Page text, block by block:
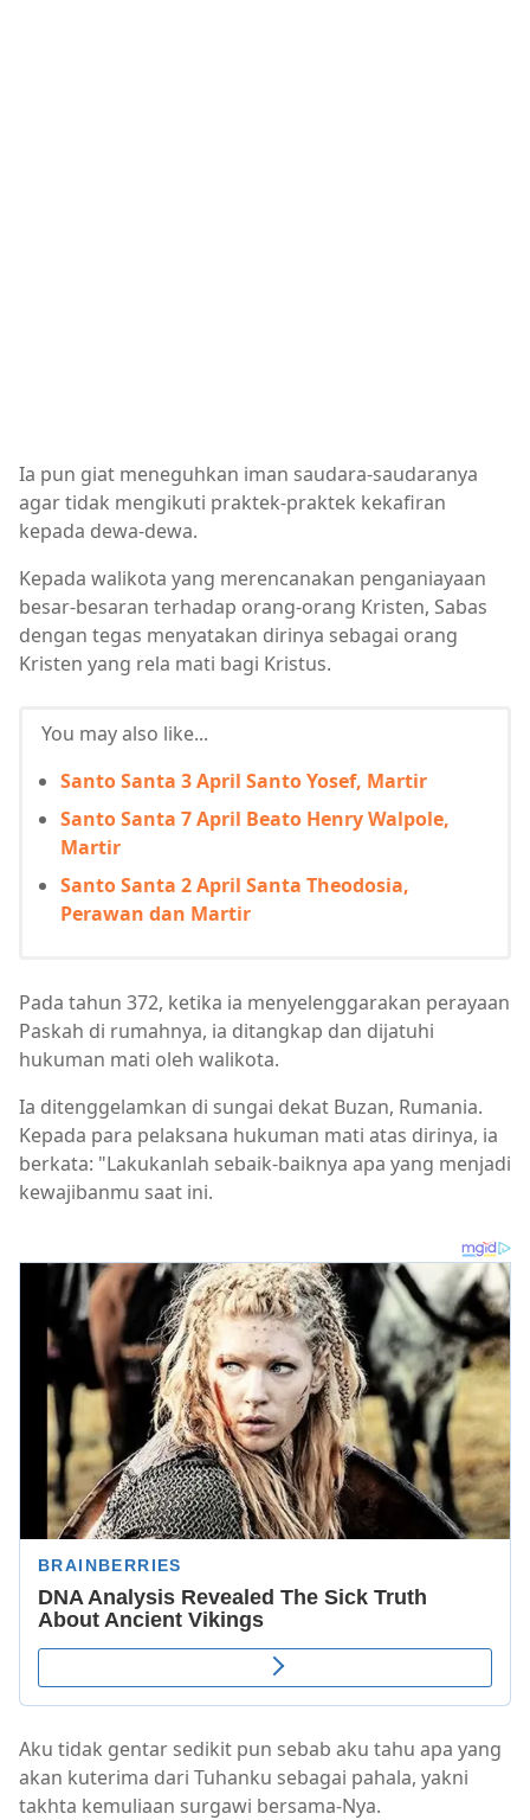
Ia pun giat meneguhkan iman saudara-saudaranya
agar tidak mengikuti praktek-praktek kekafiran
kepada dewa-dewa.
Kepada walikota yang merencanakan penganiayaan
besar-besaran terhadap orang-orang Kristen, Sabas
dengan tegas menyatakan dirinya sebagai orang
Kristen yang rela mati bagi Kristus.
You may also like...
Santo Santa 3 April Santo Yosef, Martir
Santo Santa 7 April Beato Henry Walpole,
Martir
Santo Santa 2 April Santa Theodosia,
Perawan dan Martir
Pada tahun 372, ketika ia menyelenggarakan perayaan
Paskah di rumahnya, ia ditangkap dan dijatuhi
hukuman mati oleh walikota.
Ia ditenggelamkan di sungai dekat Buzan, Rumania.
Kepada para pelaksana hukuman mati atas dirinya, ia
berkata: "Lakukanlah sebaik-baiknya apa yang menjadi
kewajibanmu saat ini.
Aku tidak gentar sedikit pun sebab aku tahu apa yang
akan kuterima dari Tuhanku sebagai pahala, yakni
takhta kemuliaan surgawi bersama-Nya.